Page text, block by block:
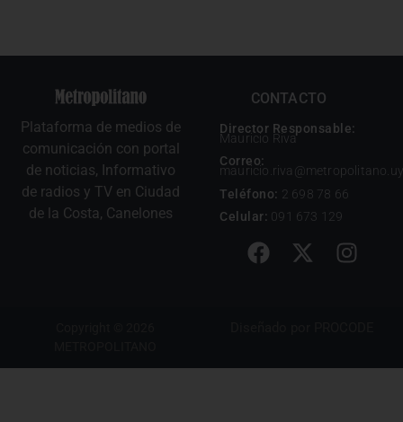
Plataforma de medios de
comunicación con portal
de noticias, Informativo
de radios y TV en Ciudad
de la Costa, Canelones
CONTACTO
Director Responsable:
Mauricio Riva
Correo:
mauricio.riva@metropolitano.uy
Teléfono: 2 698 78 66
Celular: 091 673 129